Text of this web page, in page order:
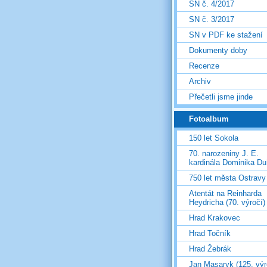
SN č. 4/2017
SN č. 3/2017
SN v PDF ke stažení
Dokumenty doby
Recenze
Archiv
Přečetli jsme jinde
Fotoalbum
150 let Sokola
70. narozeniny J. E.
kardinála Dominika
750 let města Ostravy
Atentát na Reinharda
Heydricha (70. výročí)
Hrad Krakovec
Hrad Točník
Hrad Žebrák
Jan Masaryk (125.